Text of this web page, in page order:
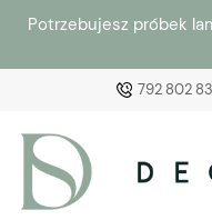
Potrzebujesz próbek
792 802